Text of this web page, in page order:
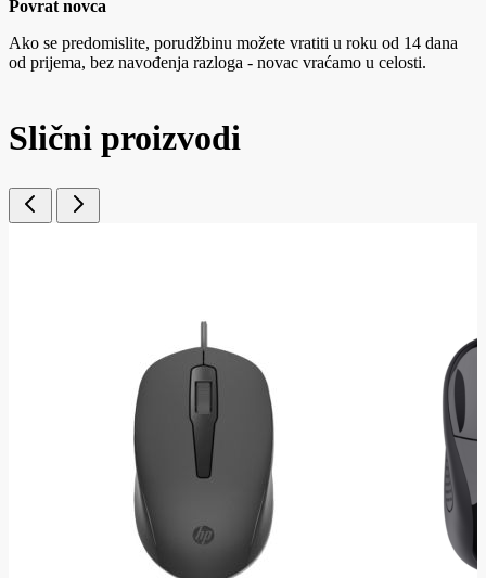
Povrat novca
Ako se predomislite, porudžbinu možete vratiti u roku od 14 dana
od prijema, bez navođenja razloga - novac vraćamo u celosti.
Slični proizvodi